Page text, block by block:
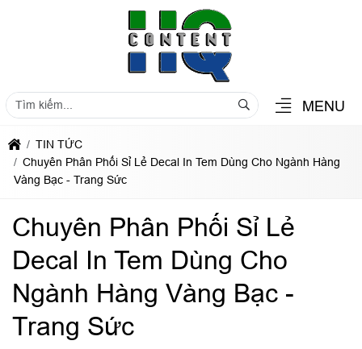
MENU
TIN TỨC
Chuyên Phân Phối Sỉ Lẻ Decal In Tem Dùng Cho Ngành Hàng
Vàng Bạc - Trang Sức
Chuyên Phân Phối Sỉ Lẻ
Decal In Tem Dùng Cho
Ngành Hàng Vàng Bạc -
Trang Sức